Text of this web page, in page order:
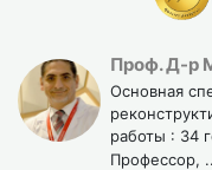
Проф. Д-р
Основная
работы : 34
Профессор,